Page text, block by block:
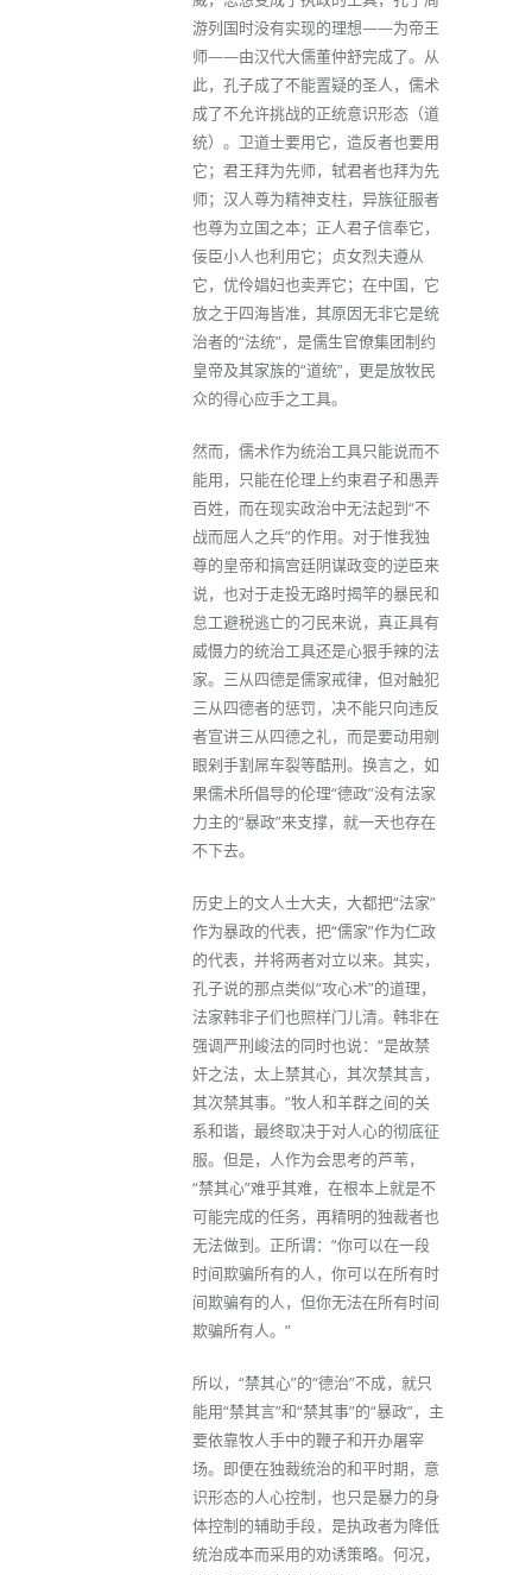
游列国时没有实现的理想——为帝王
师——由汉代大儒董仲舒完成了。从
此，孔子成了不能置疑的圣人，儒术
成了不允许挑战的正统意识形态（道
统）。卫道士要用它，造反者也要用
它；君王拜为先师，轼君者也拜为先
师；汉人尊为精神支柱，异族征服者
也尊为立国之本；正人君子信奉它，
佞臣小人也利用它；贞女烈夫遵从
它，优伶娼妇也卖弄它；在中国，它
放之于四海皆准，其原因无非它是统
治者的“法统”，是儒生官僚集团制约
皇帝及其家族的“道统”，更是放牧民
众的得心应手之工具。
然而，儒术作为统治工具只能说而不
能用，只能在伦理上约束君子和愚弄
百姓，而在现实政治中无法起到“不
战而屈人之兵”的作用。对于惟我独
尊的皇帝和搞宫廷阴谋政变的逆臣来
说，也对于走投无路时揭竿的暴民和
怠工避税逃亡的刁民来说，真正具有
威慑力的统治工具还是心狠手辣的法
家。三从四德是儒家戒律，但对触犯
三从四德者的惩罚，决不能只向违反
者宣讲三从四德之礼，而是要动用剜
眼剁手割屌车裂等酷刑。换言之，如
果儒术所倡导的伦理“德政”没有法家
力主的“暴政”来支撑，就一天也存在
不下去。
历史上的文人士大夫，大都把“法家”
作为暴政的代表，把“儒家”作为仁政
的代表，并将两者对立以来。其实，
孔子说的那点类似“攻心术”的道理，
法家韩非子们也照样门儿清。韩非在
强调严刑峻法的同时也说：“是故禁
奸之法，太上禁其心，其次禁其言，
其次禁其事。”牧人和羊群之间的关
系和谐，最终取决于对人心的彻底征
服。但是，人作为会思考的芦苇，
“禁其心”难乎其难，在根本上就是不
可能完成的任务，再精明的独裁者也
无法做到。正所谓：“你可以在一段
时间欺骗所有的人，你可以在所有时
间欺骗有的人，但你无法在所有时间
欺骗所有人。”
所以，“禁其心”的“德治”不成，就只
能用“禁其言”和“禁其事”的“暴政”，主
要依靠牧人手中的鞭子和开办屠宰
场。即便在独裁统治的和平时期，意
识形态的人心控制，也只是暴力的身
体控制的辅助手段，是执政者为降低
统治成本而采用的劝诱策略。何况，